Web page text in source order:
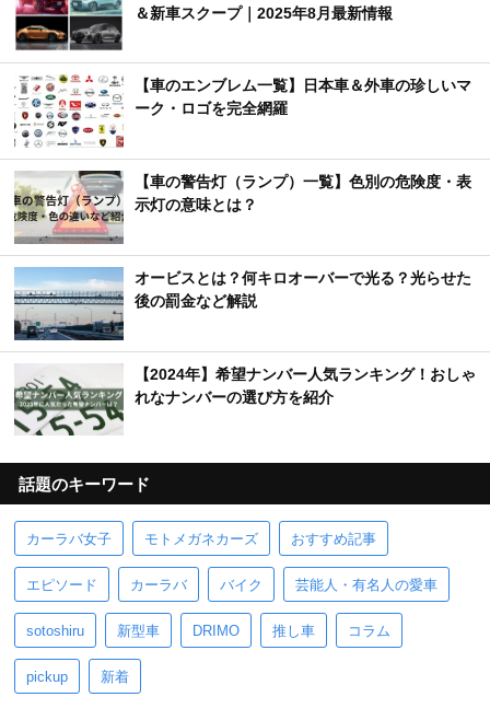
＆新車スクープ｜2025年8月最新情報
【車のエンブレム一覧】日本車＆外車の珍しいマ
ーク・ロゴを完全網羅
【車の警告灯（ランプ）一覧】色別の危険度・表
示灯の意味とは？
オービスとは？何キロオーバーで光る？光らせた
後の罰金など解説
【2024年】希望ナンバー人気ランキング！おしゃ
れなナンバーの選び方を紹介
話題のキーワード
カーラバ女子 モトメガネカーズ おすすめ記事
エピソード カーラバ バイク 芸能人・有名人の愛車
sotoshiru 新型車 DRIMO 推し車 コラム
pickup 新着